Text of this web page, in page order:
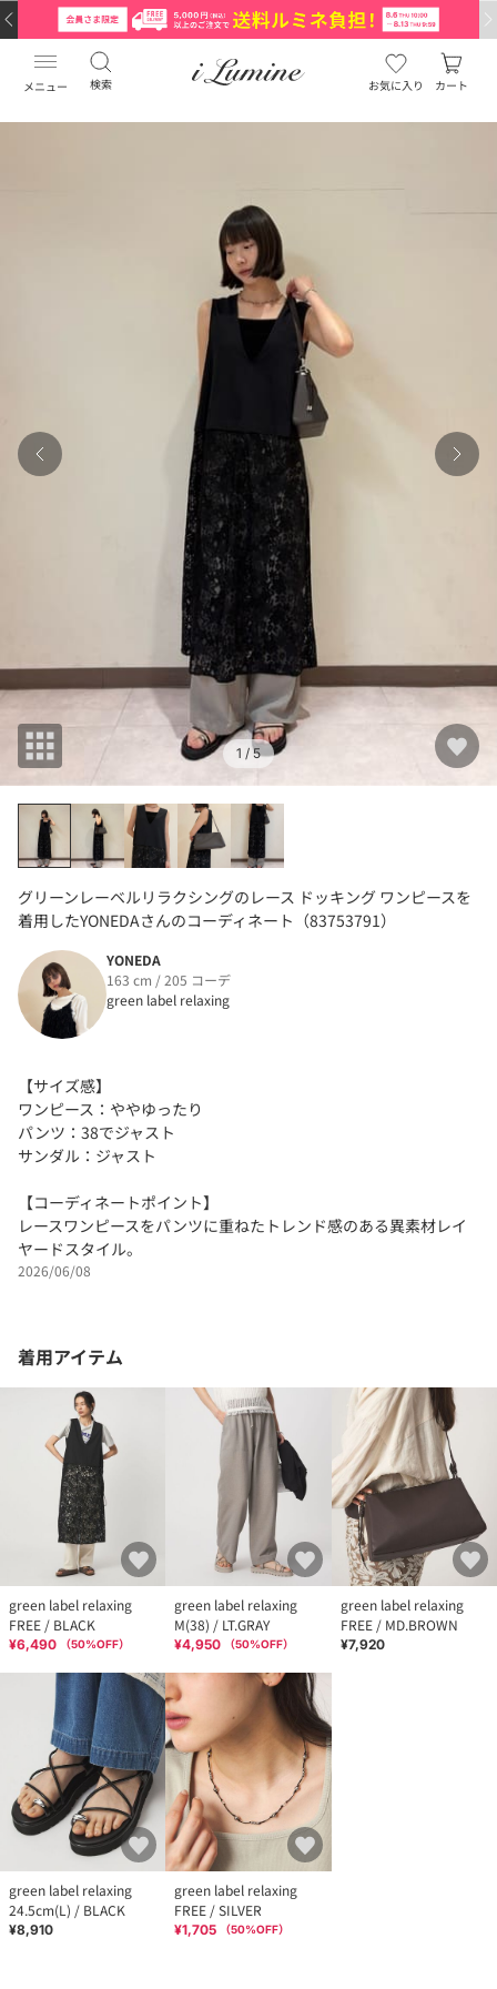
メニュー 検索 お気に入り カート
1 / 5
グリーンレーベルリラクシングのレース ドッキング ワンピースを
着用したYONEDAさんのコーディネート（83753791）
YONEDA
163 cm / 205 コーデ
green label relaxing
【サイズ感】
ワンピース：ややゆったり
パンツ：38でジャスト
サンダル：ジャスト
【コーディネートポイント】
レースワンピースをパンツに重ねたトレンド感のある異素材レイ
ヤードスタイル。
2026/06/08
着用アイテム
green label relaxing
FREE / BLACK
¥6,490 （50%OFF）
green label relaxing
M(38) / LT.GRAY
¥4,950 （50%OFF）
green label relaxing
FREE / MD.BROWN
¥7,920
green label relaxing
24.5cm(L) / BLACK
¥8,910
green label relaxing
FREE / SILVER
¥1,705 （50%OFF）